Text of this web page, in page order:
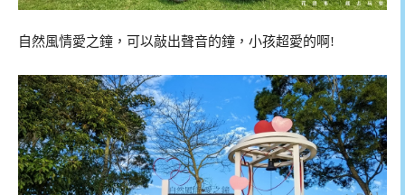
自然風情愛之鐘，可以敲出聲音的鐘，小孩超愛的啊!